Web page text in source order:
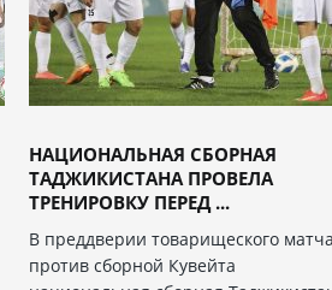
НАЦИОНАЛЬНАЯ СБОРНАЯ
ТАДЖИКИСТАНА ПРОВЕЛА
ТРЕНИРОВКУ ПЕРЕД ...
В преддверии товарищеского матча
против сборной Кувейта